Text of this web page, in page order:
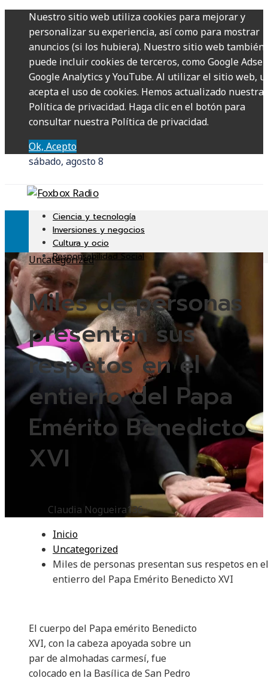
Nuestro sitio web utiliza cookies para mejorar y
personalizar su experiencia, así como para mostrar
anuncios (si los hubiera). Nuestro sitio web también
puede incluir cookies de terceros, como Google
Google Analytics y YouTube. Al utilizar el sitio web,
acepta el uso de cookies. Hemos actualizado nuestra
Política de privacidad. Haga clic en el botón para
consultar nuestra Política de privacidad.
Ok, Acepto
sábado, agosto 8
Ciencia y tecnología
Inversiones y negocios
Cultura y ocio
Responsabilidad Social
Uncategorized
Miles de personas
presentan sus
respetos en el
entierro del Papa
Emérito Benedicto
XVI
Claudia Nogueira136
Inicio
Uncategorized
Miles de personas presentan sus respetos en el
entierro del Papa Emérito Benedicto XVI
El cuerpo del Papa emérito Benedicto
XVI, con la cabeza apoyada sobre un
par de almohadas carmesí, fue
colocado en la Basílica de San Pedro